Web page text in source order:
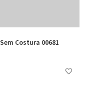
Costura 00681